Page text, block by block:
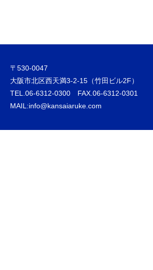
〒530-0047
大阪市北区西天満3-2-15（竹田ビル2F）
TEL.06-6312-0300 FAX.06-6312-0301
MAIL:info@kansaiaruke.com